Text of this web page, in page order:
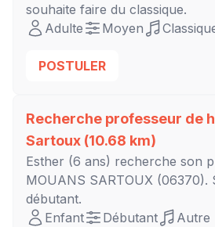
souhaite faire du classique.
Adulte
Moyen
POSTULER
Recherche professeur de
Sartoux (10.68 km)
Esther (6 ans) recherche son
MOUANS SARTOUX (06370).
débutant.
Enfant
Débutant Autre